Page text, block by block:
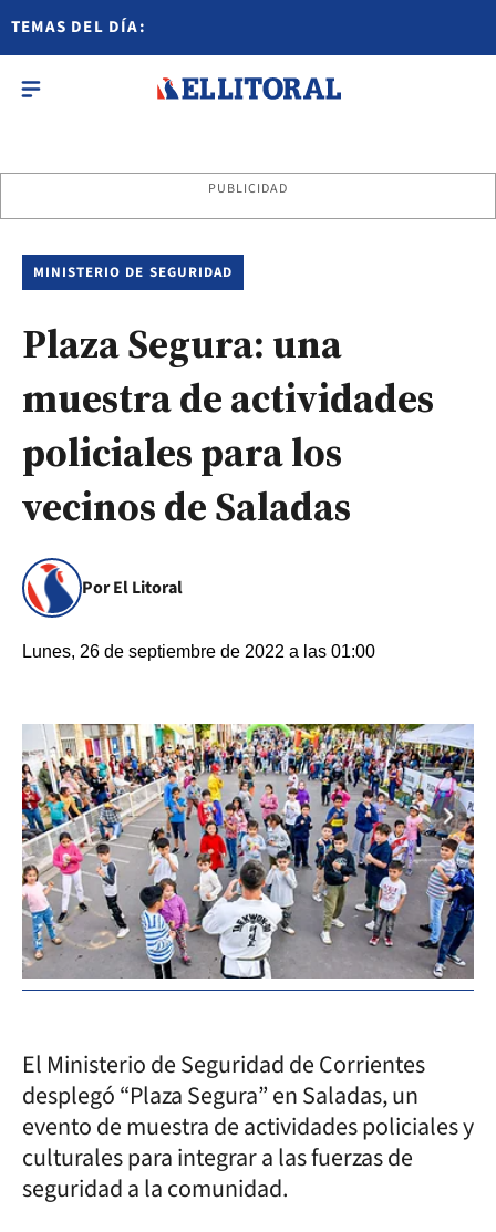
TEMAS DEL DÍA:
PUBLICIDAD
MINISTERIO DE SEGURIDAD
Plaza Segura: una
muestra de actividades
policiales para los
vecinos de Saladas
Por El Litoral
Lunes, 26 de septiembre de 2022 a las 01:00
El Ministerio de Seguridad de Corrientes
desplegó “Plaza Segura” en Saladas, un
evento de muestra de actividades policiales y
culturales para integrar a las fuerzas de
seguridad a la comunidad.